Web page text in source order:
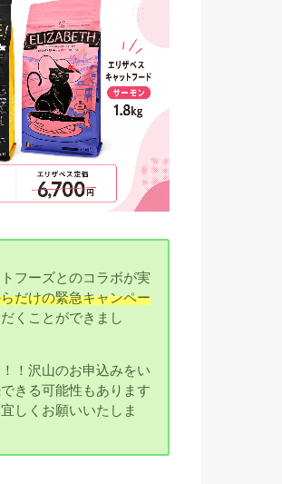
フーズとのコラボが実
だけの緊急キャンペー
くことができまし
！沢山のお申込みをい
きる可能性もあります
しくお願いいたしま